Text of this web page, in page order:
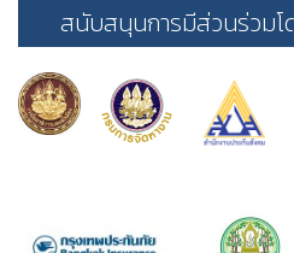
สนับสนุนการมีส่วนร่วมโ